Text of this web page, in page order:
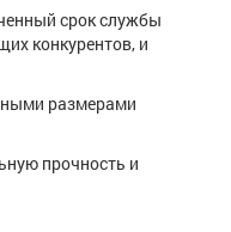
срок службы
конкурентов, и
размерами
прочность и